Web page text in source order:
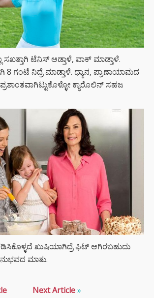
ಟೆನಿಸ್ ಆಡ್ತಾಳೆ, ವಾಕ್ ಮಾಡ್ತಾಳೆ.
8 ಗಂಟೆ ನಿದ್ರೆ ಮಾಡ್ತಾಳೆ. ಧ್ಯಾನ, ಪ್ರಾಣಾಯಾಮದ
ಕ್ಯಾರೊಲಿನ್ ಸಹಜ
ಖುಷಿಯಾಗಿದ್ರೆ ಫಿಟ್ ಆಗಿರಬಹುದು
ಮಾತು.
Next Article»